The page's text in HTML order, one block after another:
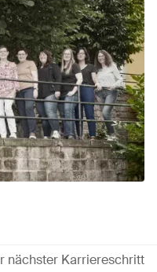
nächster Karriereschritt